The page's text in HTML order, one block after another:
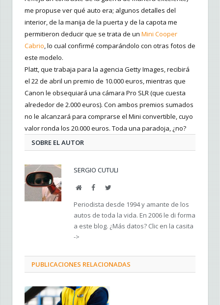
me propuse ver qué auto era; algunos detalles del
interior, de la manija de la puerta y de la capota me
permitieron deducir que se trata de un Mini Cooper
Cabrio , lo cual confirmé comparándolo con otras fotos de
este modelo.
Platt, que trabaja para la agencia Getty Images, recibirá
el 22 de abril un premio de 10.000 euros, mientras que
Canon le obsequiará una cámara Pro SLR (que cuesta
alrededor de 2.000 euros). Con ambos premios sumados
no le alcanzará para comprarse el Mini convertible, cuyo
valor ronda los 20.000 euros. Toda una paradoja, ¿no?
SOBRE EL AUTOR
SERGIO CUTULI
WebFacebookTwitter
Periodista desde 1994 y amante de los
autos de toda la vida. En 2006 le di forma
a este blog. ¿Más datos? Clic en la casita
->
PUBLICACIONES RELACIONADAS